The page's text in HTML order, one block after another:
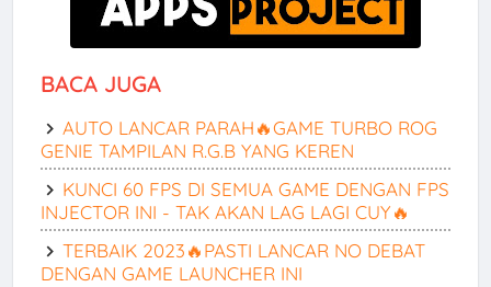
BACA JUGA
AUTO LANCAR PARAH🔥GAME TURBO ROG
GENIE TAMPILAN R.G.B YANG KEREN
KUNCI 60 FPS DI SEMUA GAME DENGAN FPS
INJECTOR INI - TAK AKAN LAG LAGI CUY🔥
TERBAIK 2023🔥PASTI LANCAR NO DEBAT
DENGAN GAME LAUNCHER INI